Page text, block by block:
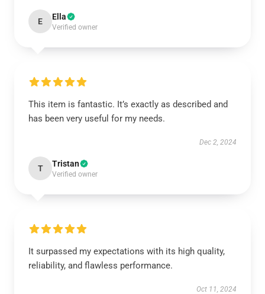
E Ella
Verified owner
This item is fantastic. It’s exactly as described and
has been very useful for my needs.
Dec 2, 2024
T Tristan
Verified owner
It surpassed my expectations with its high quality,
reliability, and flawless performance.
Oct 11, 2024